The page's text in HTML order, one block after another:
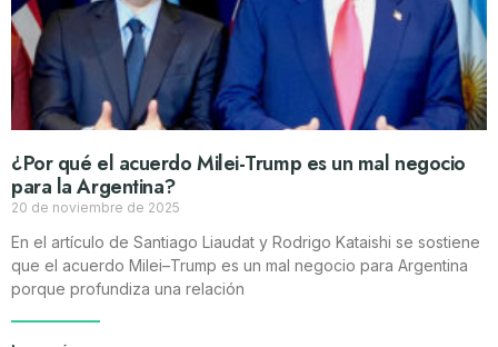
¿Por qué el acuerdo Milei-Trump es un mal negocio
para la Argentina?
20 de noviembre de 2025
En el artículo de Santiago Liaudat y Rodrigo Kataishi se sostiene
que el acuerdo Milei–Trump es un mal negocio para Argentina
porque profundiza una relación